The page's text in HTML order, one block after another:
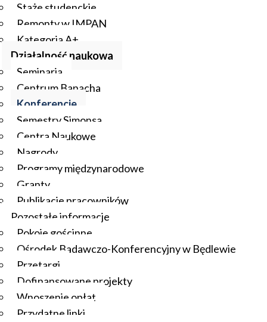
Staże studenckie
Remonty w IMPAN
Kategoria A+
Działalność naukowa
Seminaria
Centrum Banacha
Konferencje
Semestry Simonsa
Centra Naukowe
Nagrody
Programy międzynarodowe
Granty
Publikacje pracowników
Pozostałe informacje
Pokoje gościnne
Ośrodek Badawczo-Konferencyjny w Będlewie
Przetargi
Dofinansowane projekty
Wnoszenie opłat
Przydatne linki